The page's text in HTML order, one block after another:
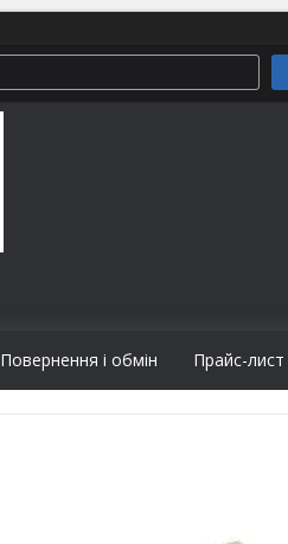
Повернення і обмін Прайс-лист